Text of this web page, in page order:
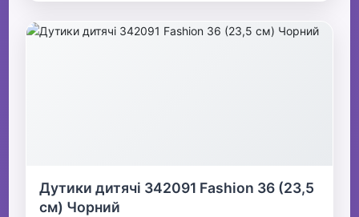
Дутики дитячі 342091 Fashion 36 (23,5
см) Чорний